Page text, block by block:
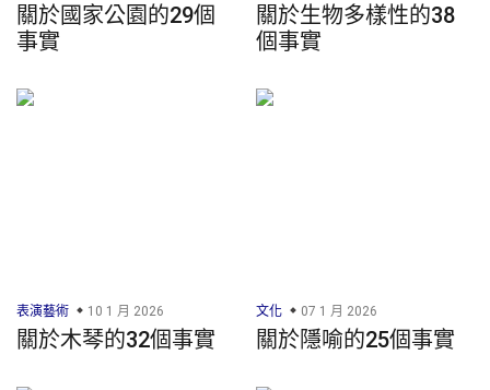
關於國家公園的29個
事實
關於生物多樣性的38
個事實
表演藝術 10 1 月 2026
關於木琴的32個事實
文化 07 1 月 2026
關於隱喻的25個事實